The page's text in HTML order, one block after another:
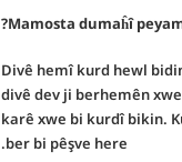
Divê hemî kurd hewl
divê dev ji berhemên
karê xwe bi kurdî bikin.
ber bi pêşve here.